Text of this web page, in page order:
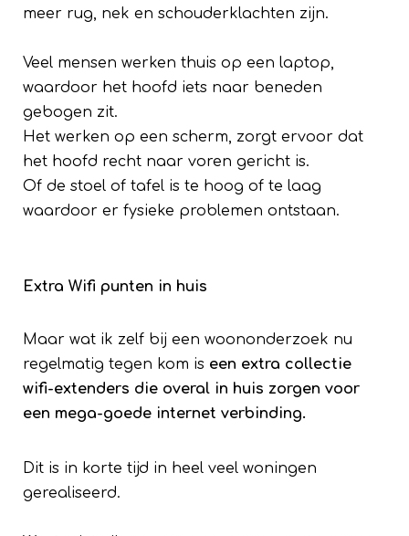
meer rug, nek en schouderklachten zijn.
Veel mensen werken thuis op een laptop,
waardoor het hoofd iets naar beneden
gebogen zit.
Het werken op een scherm, zorgt ervoor dat
het hoofd recht naar voren gericht is.
Of de stoel of tafel is te hoog of te laag
waardoor er fysieke problemen ontstaan.
Extra Wifi punten in huis
Maar wat ik zelf bij een woononderzoek nu
regelmatig tegen kom is een extra collectie
wifi-extenders die overal in huis zorgen voor
een mega-goede internet verbinding.
Dit is in korte tijd in heel veel woningen
gerealiseerd.